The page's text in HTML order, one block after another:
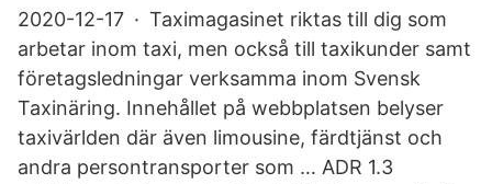
2020-12-17 · Taximagasinet riktas till dig som
arbetar inom taxi, men också till taxikunder samt
företagsledningar verksamma inom Svensk
Taxinäring. Innehållet på webbplatsen belyser
taxivärlden där även limousine, färdtjänst och
andra persontransporter som … ADR 1.3